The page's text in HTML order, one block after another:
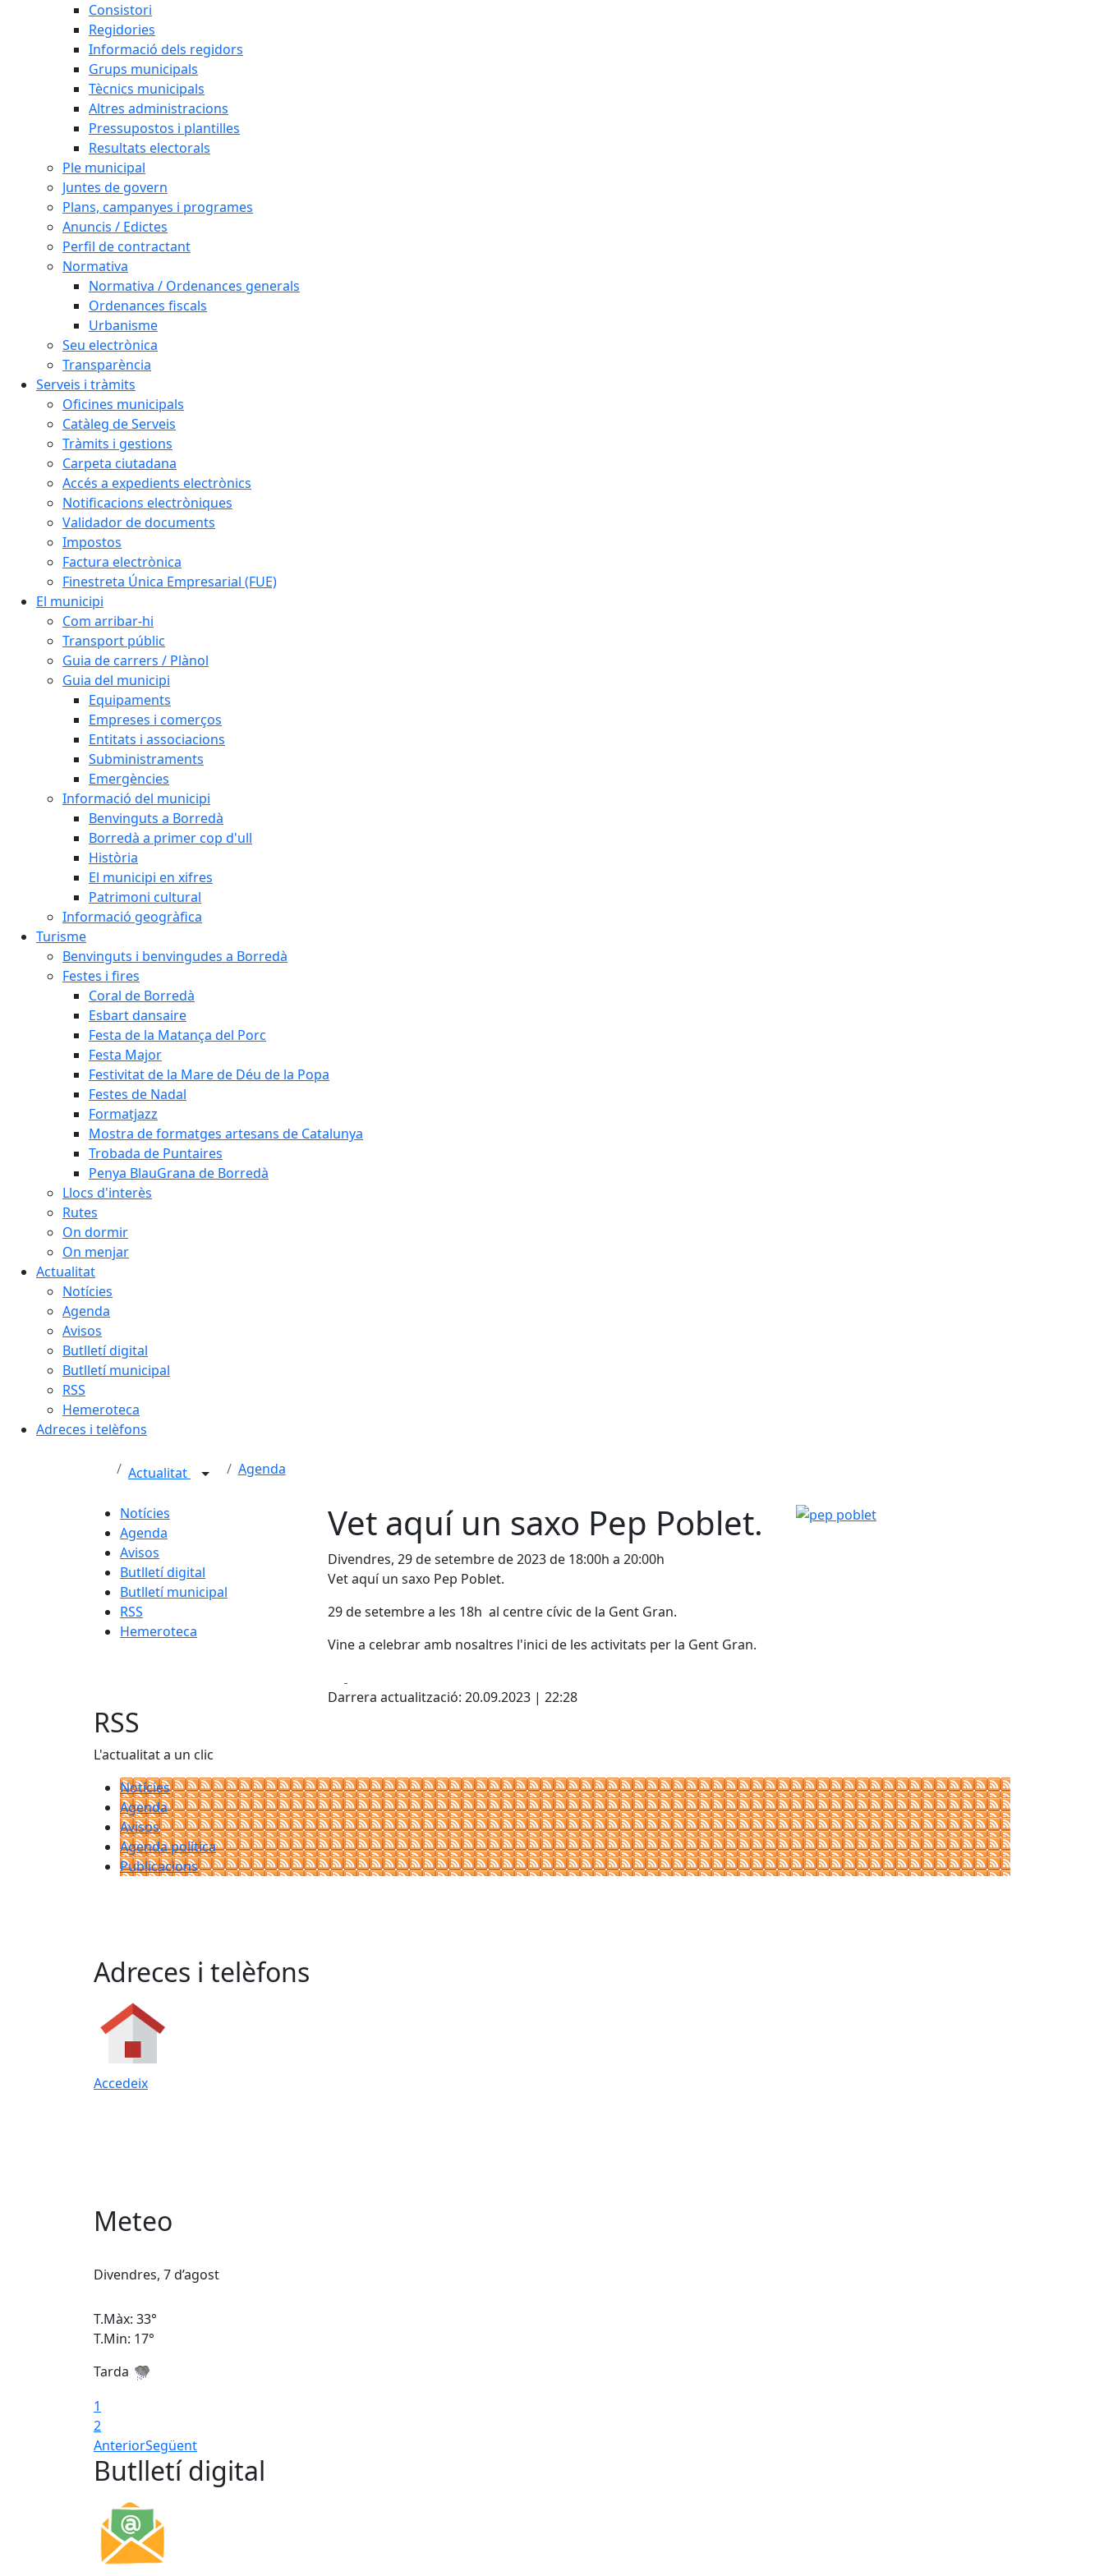
Consistori
Regidories
Informació dels regidors
Grups municipals
Tècnics municipals
Altres administracions
Pressupostos i plantilles
Resultats electorals
Ple municipal
Juntes de govern
Plans, campanyes i programes
Anuncis / Edictes
Perfil de contractant
Normativa
Normativa / Ordenances generals
Ordenances fiscals
Urbanisme
Seu electrònica
Transparència
Serveis i tràmits
Oficines municipals
Catàleg de Serveis
Tràmits i gestions
Carpeta ciutadana
Accés a expedients electrònics
Notificacions electròniques
Validador de documents
Impostos
Factura electrònica
Finestreta Única Empresarial (FUE)
El municipi
Com arribar-hi
Transport públic
Guia de carrers / Plànol
Guia del municipi
Equipaments
Empreses i comerços
Entitats i associacions
Subministraments
Emergències
Informació del municipi
Benvinguts a Borredà
Borredà a primer cop d'ull
Història
El municipi en xifres
Patrimoni cultural
Informació geogràfica
Turisme
Benvinguts i benvingudes a Borredà
Festes i fires
Coral de Borredà
Esbart dansaire
Festa de la Matança del Porc
Festa Major
Festivitat de la Mare de Déu de la Popa
Festes de Nadal
Formatjazz
Mostra de formatges artesans de Catalunya
Trobada de Puntaires
Penya BlauGrana de Borredà
Llocs d'interès
Rutes
On dormir
On menjar
Actualitat
Notícies
Agenda
Avisos
Butlletí digital
Butlletí municipal
RSS
Hemeroteca
Adreces i telèfons
Actualitat Agenda
Notícies
Agenda
Avisos
Butlletí digital
Butlletí municipal
RSS
Hemeroteca
Vet aquí un saxo Pep Poblet.
Divendres, 29 de setembre de 2023 de 18:00h a 20:00h
Vet aquí un saxo Pep Poblet.
29 de setembre a les 18h al centre cívic de la Gent Gran.
Vine a celebrar amb nosaltres l'inici de les activitats per la Gent Gran.
Darrera actualització: 20.09.2023 | 22:28
pep poblet
RSS
L'actualitat a un clic
Notícies
Agenda
Avisos
Agenda política
Publicacions
Adreces i telèfons
Accedeix
Meteo
Divendres, 7 d’agost
T.Màx: 33°
T.Min: 17°
Tarda
1
2
AnteriorSegüent
Butlletí digital